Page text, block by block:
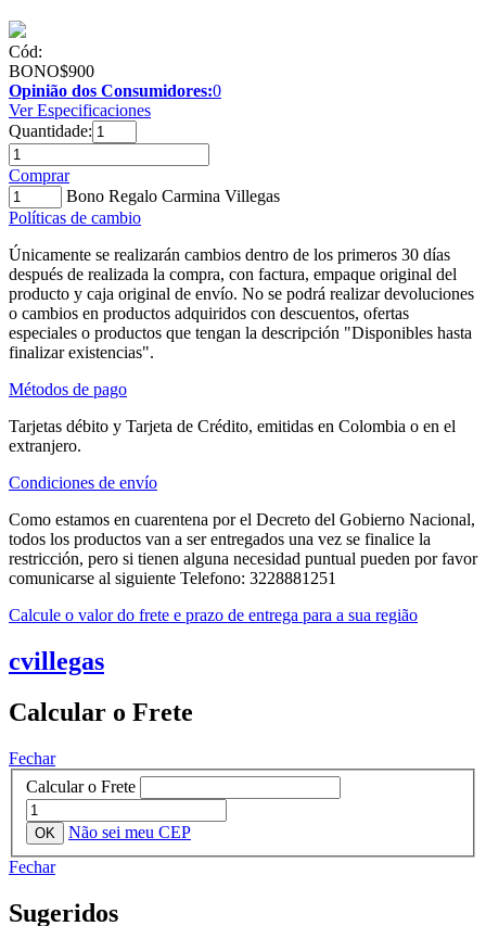
Cód:
BONO$900
Opinião dos Consumidores:0
Ver Especificaciones
Quantidade:
Comprar
Bono Regalo Carmina Villegas
Políticas de cambio
Únicamente se realizarán cambios dentro de los primeros 30 días
después de realizada la compra, con factura, empaque original del
producto y caja original de envío. No se podrá realizar devoluciones
o cambios en productos adquiridos con descuentos, ofertas
especiales o productos que tengan la descripción "Disponibles hasta
finalizar existencias".
Métodos de pago
Tarjetas débito y Tarjeta de Crédito, emitidas en Colombia o en el
extranjero.
Condiciones de envío
Como estamos en cuarentena por el Decreto del Gobierno Nacional,
todos los productos van a ser entregados una vez se finalice la
restricción, pero si tienen alguna necesidad puntual pueden por favor
comunicarse al siguiente Telefono: 3228881251
Calcule o valor do frete e prazo de entrega para a sua região
cvillegas
Calcular o Frete
Fechar
Calcular o Frete
Não sei meu CEP
Fechar
Sugeridos